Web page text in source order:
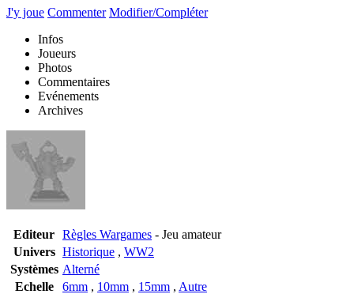
J'y joue Commenter Modifier/Compléter
Infos
Joueurs
Photos
Commentaires
Evénements
Archives
Editeur Règles Wargames - Jeu amateur
Univers Historique , WW2
Systèmes Alterné
Echelle
6mm , 10mm , 15mm , Autre